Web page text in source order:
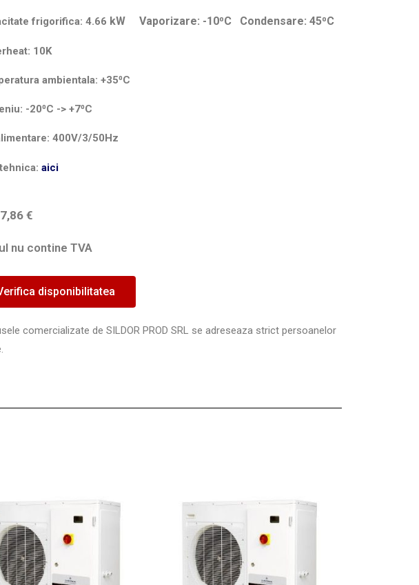
frigorifica: 4.66 kW Vaporizare: -10⁰C Condensare: 45⁰C
10K
ambientala: +35⁰C
-20⁰C -> +7⁰C
400V/3/50Hz
aici
€
nu contine TVA
disponibilitatea
comercializate de SILDOR PROD SRL se adreseaza strict persoanelor